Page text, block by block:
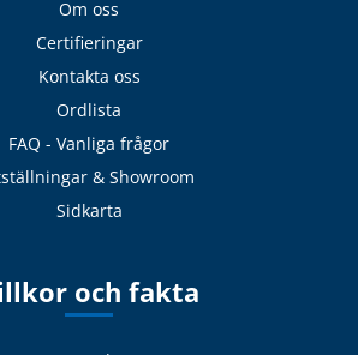
Om oss
Certifieringar
Kontakta oss
Ordlista
FAQ - Vanliga frågor
& Showroom
Sidkarta
och fakta